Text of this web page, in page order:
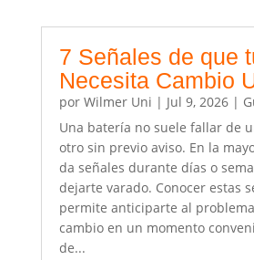
7 Señales de que
Necesita Cambio
por Wilmer Uni | Jul 9, 2026|
Una batería no suele fallar de
otro sin previo aviso. En la
da señales durante días o
dejarte varado. Conocer estas
permite anticiparte al
cambio en un momento
de...